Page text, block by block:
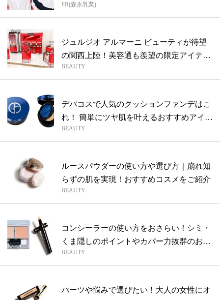
PR(森永乳業)
ジュルジオ アルマーニ ビューティが待望
の関西上陸！美容通も羨望の限定アイテ
ム...
BEAUTY
デパコスで人気のクッションファンデはこ
れ！ 簡単にツヤ肌を叶えるおすすめアイテ
ム...
BEAUTY
ルースパウダーの使い方や選び方｜崩れ知
らずの肌を実現！おすすめコスメをご紹介
BEAUTY
コンシーラーの使い方をおさらい！シミ・
くま隠しのポイントやカバー力抜群のおす
すめ...
BEAUTY
パーツや悩みで選びたい！大人の女性にオ